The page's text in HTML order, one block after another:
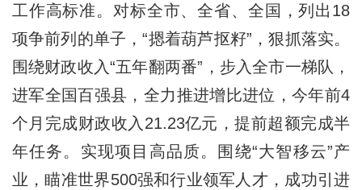
工作高标准。对标全市、全省、全国，列出18
项争前列的单子，“摁着葫芦抠籽”，狠抓落实。
围绕财政收入“五年翻两番”，步入全市一梯队，
进军全国百强县，全力推进增比进位，今年前4
个月完成财政收入21.23亿元，提前超额完成半
年任务。实现项目高品质。围绕“大智移云”产
业，瞄准世界500强和行业领军人才，成功引进